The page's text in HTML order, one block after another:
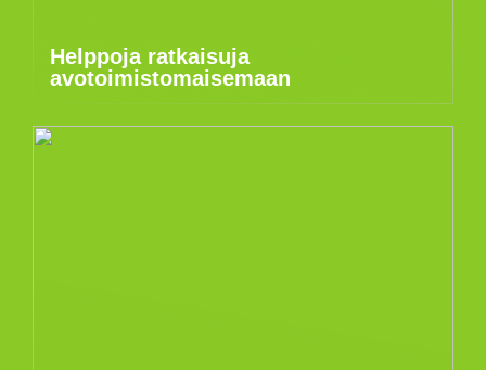
Helppoja ratkaisuja
avotoimistomaisemaan